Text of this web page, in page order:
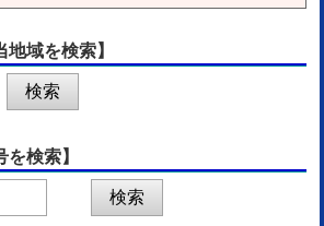
地域を検索】
を検索】